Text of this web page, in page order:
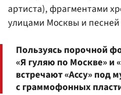
артиста), фрагментами
улицами Москвы и песней
Пользуясь порочной
«Я гуляю по Москве»
встречают «Ассу» под
с граммофонных